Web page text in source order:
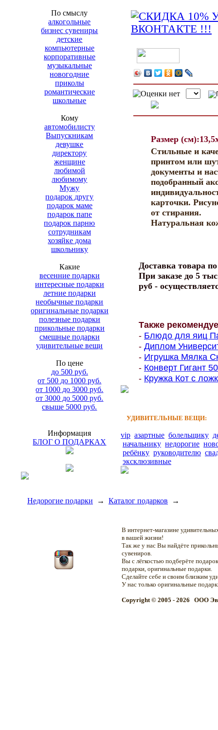
По смыслу
алкогольные
бизнес сувениры
детские
компьютерные
корпоративные
музыкальные
новогодние
приколы
романтические
школьные
Кому
автомобилисту
Выпускникам
девушке
директору
женщине
любимой
любимому
Мужу
подарок другу
подарок маме
подарок папе
подарок парню
сотрудникам
хозяйке дома
школьнику
Какие
весенние подарки
интересные подарки
летние подарки
необычные подарки
оригинальные подарки
полезные подарки
прикольные подарки
смешные подарки
удивительные вещи
По цене
до 500 руб.
от 500 до 1000 руб.
от 1000 до 3000 руб.
от 3000 до 5000 руб.
свыше 5000 руб.
Информация
БЛОГ О ПОДАРКАХ
Размер
Стильные и
принтом или
документы и
подобранный
карточки.
от стирания.
Натуральная
Доставка товара
При заказе до 5
руб -
Также
- Блюдо для яиц
- Диплом
- Игрушка Мялка
- Конверт Гигант
- Кружка Кот с
УДИВИТЕЛЬНЫЕ ВЕЩИ:
vip азартные болельщику
начальнику недорогие
ребёнку руководителю
эксклюзивные
Недорогие подарки → Каталог подарков →
В интернет-магазине
в вашей жизни!
Так же у нас Вы найдёте
сувениров.
Вы с лёгкостью подберёте
подарки, оригинальные подарки.
Сделайте себе и своим близким
У нас только оригинальные
Copyright © 2005 - 2026 OOO